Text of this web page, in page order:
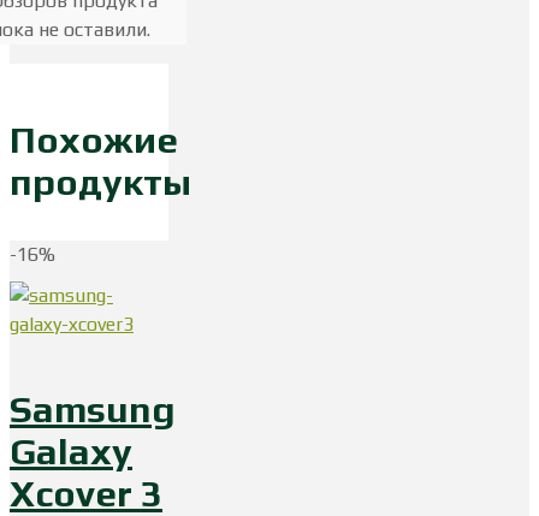
не оставили.
Похожие
продукты
-16%
Samsung
Galaxy
Xcover 3